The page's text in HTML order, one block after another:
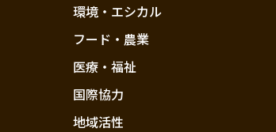
環境・エシカル
フード・農業
医療・福祉
国際協力
地域活性